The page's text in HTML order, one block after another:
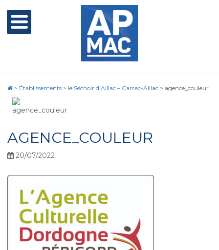
> Établissements > le Séchoir d’Aillac – Carsac-Aillac > agence_couleur
AGENCE_COULEUR
20/07/2022